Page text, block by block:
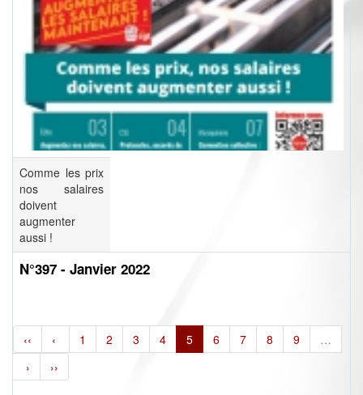
Comme les prix
nos salaires
doivent
augmenter
aussi !
N°397 - Janvier 2022
‹‹ ‹ 1 2 3 4 5 6 7 8 9
…
›
››